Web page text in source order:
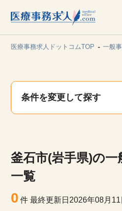
見学会・イベント情報
医療事務求人ドットコムTOP 一般
条件を変更して探す
釜石市(岩手県)の一
一覧
0 件最終更新日2026年08月11
所在地のエリアを選択して
各支店担当よりご連絡させていただき
関東
甲信越・北陸
九州・沖縄